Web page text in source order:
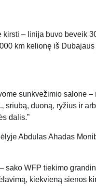
– linija buvo beveik
km kelionę iš
sunkvežimio salone
sriubą, duoną, ryžius ir
dalis.”
Abdulas Ahadas
sako WFP tiekimo
kiekvieną sienos